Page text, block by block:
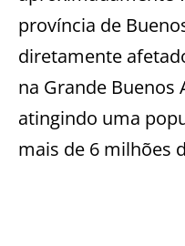
província de
diretamente
na Grande
atingindo uma
mais de 6 milhões